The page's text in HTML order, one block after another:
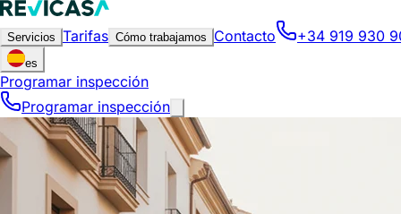
Servicios Tarifas Cómo trabajamos Contacto +34 919 930
es
Programar inspección
Programar inspección